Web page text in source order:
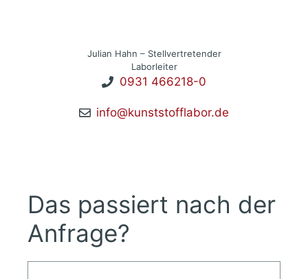
Julian Hahn – Stellvertretender
Laborleiter
0931 466218-0
info@kunststofflabor.de
Das passiert nach der
Anfrage?